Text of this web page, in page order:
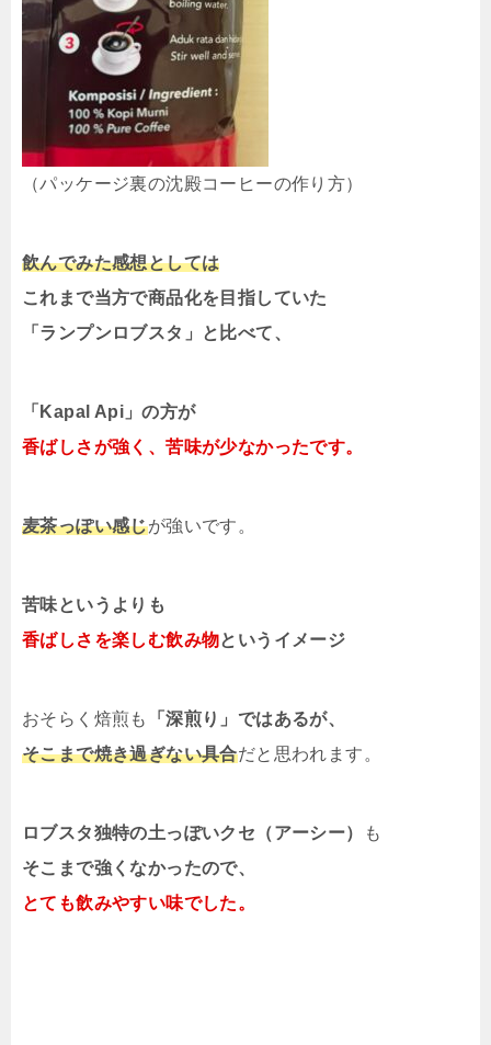
（パッケージ裏の沈殿コーヒーの作り方）
飲んでみた感想としては
これまで当方で商品化を目指していた
「ランプンロブスタ」と比べて、
「Kapal Api」の方が
香ばしさが強く、苦味が少なかったです。
麦茶っぽい感じが強いです。
苦味というよりも
香ばしさを楽しむ飲み物というイメージ
おそらく焙煎も
「深煎り」ではあるが、
そこまで焼き過ぎない具合だと思われます。
ロブスタ独特の土っぽいクセ（アーシー）
も
そこまで強くなかったので、
とても飲みやすい味でした。